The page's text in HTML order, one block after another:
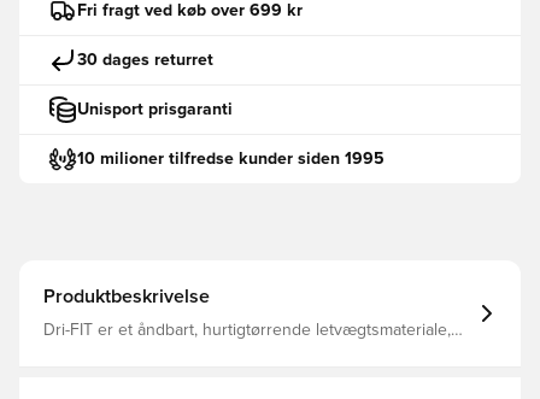
Fri fragt ved køb over 699 kr
30 dages returret
Unisport prisgaranti
10 milioner tilfredse kunder siden 1995
Produktbeskrivelse
Dri-FIT er et åndbart, hurtigtørrende letvægtsmateriale,